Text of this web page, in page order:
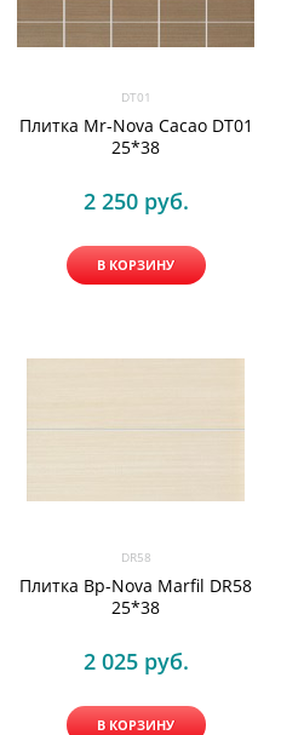
DT01
Плитка Mr-Nova Cacao DT01
25*38
2 250 руб.
В КОРЗИНУ
DR58
Плитка Bp-Nova Marfil DR58
25*38
2 025 руб.
В КОРЗИНУ